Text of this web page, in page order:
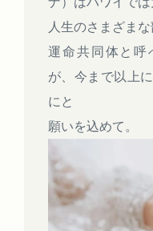
人生のさまざま
運命共同体と呼
が、今まで以上
にと
願いを込めて。